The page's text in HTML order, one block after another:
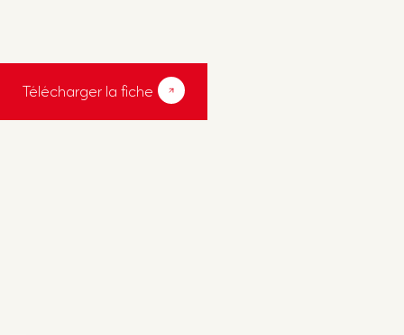
Télécharger la fiche